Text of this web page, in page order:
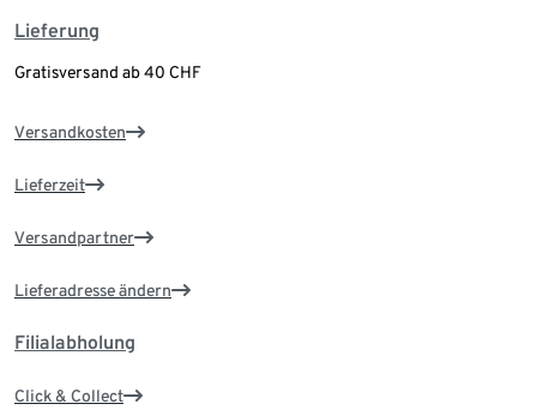
Lieferung
Gratisversand ab 40 CHF
Versandkosten
Lieferzeit
Versandpartner
Lieferadresse ändern
Filialabholung
Click & Collect